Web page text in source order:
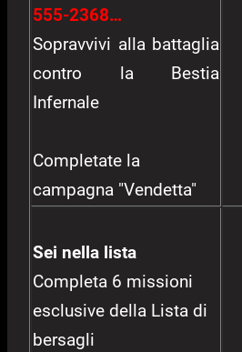
555-2368…
Sopravvivi alla battaglia
contro la Bestia
Infernale
Completate la
campagna "Vendetta"
Sei nella lista
Completa 6 missioni
esclusive della Lista di
bersagli